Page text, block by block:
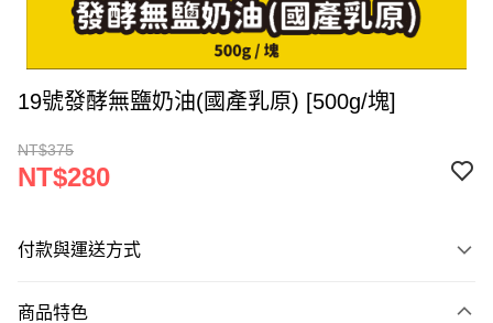
19號發酵無鹽奶油(國產乳原) [500g/塊]
NT$375
NT$280
付款與運送方式
商品特色